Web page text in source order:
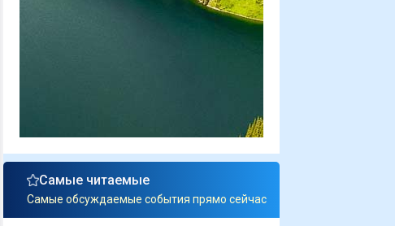
Самые читаемые
Самые обсуждаемые события прямо сейчас